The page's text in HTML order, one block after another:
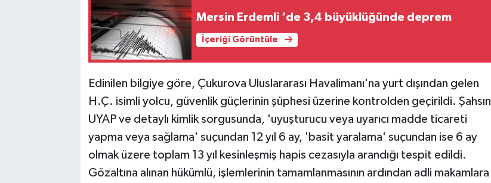
Mersin Erdemli ‘de 3,4 büyüklüğünde deprem
İçeriği Görüntüle
Edinilen bilgiye göre, Çukurova Uluslararası Havalimanı'na yurt dışından gelen
H.Ç. isimli yolcu, güvenlik güçlerinin şüphesi üzerine kontrolden geçirildi. Şahsın
UYAP ve detaylı kimlik sorgusunda, 'uyuşturucu veya uyarıcı madde ticareti
yapma veya sağlama' suçundan 12 yıl 6 ay, 'basit yaralama' suçundan ise 6 ay
olmak üzere toplam 13 yıl kesinleşmiş hapis cezasıyla arandığı tespit edildi.
Gözaltına alınan hükümlü, işlemlerinin tamamlanmasının ardından adli makamlara